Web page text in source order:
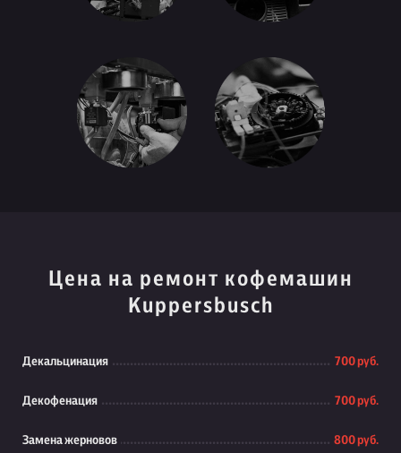
Цена на ремонт кофемашин
Kuppersbusch
Декальцинация 700 руб.
Декофенация 700 руб.
Замена жерновов 800 руб.